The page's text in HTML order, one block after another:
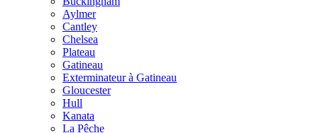
Aylmer
Cantley
Chelsea
Plateau
Gatineau
Exterminateur à Gatineau
Gloucester
Hull
Kanata
La Pêche